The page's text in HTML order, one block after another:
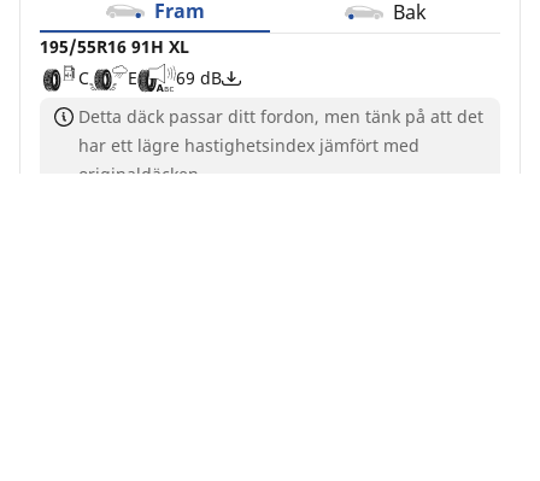
Fram Bak
195/55R16 91H XL
C
E
69 dB
Detta däck passar ditt fordon, men tänk på att det
har ett lägre hastighetsindex jämfört med
originaldäcken.